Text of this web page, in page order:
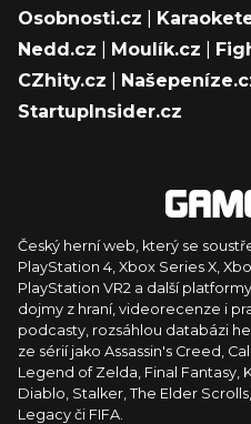
Osobnosti.cz
Nedd.cz
Moulík.cz
CZhity.cz
StartupInsider.cz
Český herní web, který se
PlayStation 4, Xbox Series X,
PlayStation VR2 a další
dojmy z hraní, videorecenze i
podcasty, rozsáhlou databázi
ze sérií jako Assassin's Creed,
Legend of Zelda, Final Fantasy,
Diablo, Stalker, The Elder
Legacy či FIFA.